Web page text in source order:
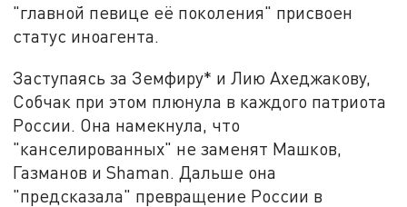
"главной певице её поколения" присвоен
статус иноагента.
Заступаясь за Земфиру* и Лию Ахеджакову,
Собчак при этом плюнула в каждого патриота
России. Она намекнула, что
"канселированных" не заменят Машков,
Газманов и Shaman. Дальше она
"предсказала" превращение России в